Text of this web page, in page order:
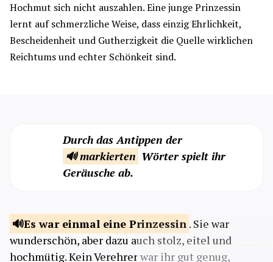
Hochmut sich nicht auszahlen. Eine junge Prinzessin
lernt auf schmerzliche Weise, dass einzig Ehrlichkeit,
Bescheidenheit und Gutherzigkeit die Quelle wirklichen
Reichtums und echter Schönkeit sind.
Durch das Antippen der
🔊 markierten Wörter spielt ihr
Geräusche ab.
Es war einmal eine Prinzessin . Sie war
wunderschön, aber dazu auch stolz, eitel und
hochmütig. Kein Verehrer war ihr gut genug,